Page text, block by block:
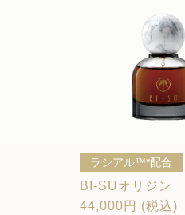
ラシアル™*配合
BI-SUオリジン
44,000円 (税込)